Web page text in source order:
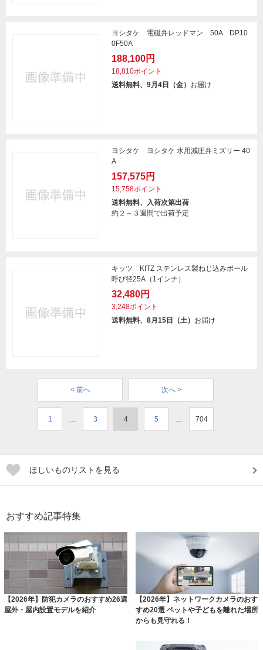
ヨシタケ 電磁弁レッドマン 50A DP10
0F50A
188,100円
18,810ポイント
送料無料、9月4日（金） お届け
ヨシタケ ヨシタケ 水用減圧弁ミズリー 40
A
157,575円
15,758ポイント
送料無料、入荷次第出荷
約２～３週間で出荷予定
キッツ KITZ ステンレス製ねじ込みボール
呼び径25A（1インチ）
32,480円
3,248ポイント
送料無料、8月15日（土） お届け
< 前へ 次へ >
1 … 3 4 5 … 704
ほしいものリストを見る
おすすめ記事特集
【2026年】防犯カメラのおすすめ26選
屋外・屋内設置モデルを紹介
【2026年】ネットワークカメラのおす
すめ20選 ペットや子どもを離れた場所
からも見守れる！